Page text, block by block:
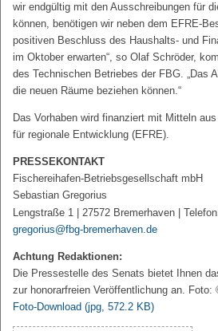
wir endgültig mit den Ausschreibungen für
können, benötigen wir neben dem EFRE-
positiven Beschluss des Haushalts- und
im Oktober erwarten“, so Olaf Schröder,
des Technischen Betriebes der FBG. „Das
die neuen Räume beziehen können.“
Das Vorhaben wird finanziert mit Mitteln
für regionale Entwicklung (EFRE).
PRESSEKONTAKT
Fischereihafen-Betriebsgesellschaft mbH
Sebastian Gregorius
Lengstraße 1 | 27572 Bremerhaven |
gregorius@fbg-bremerhaven.de
Achtung Redaktionen:
Die Pressestelle des Senats bietet Ihnen
zur honorarfreien Veröffentlichung an.
Foto-Download (jpg, 572.2 KB)